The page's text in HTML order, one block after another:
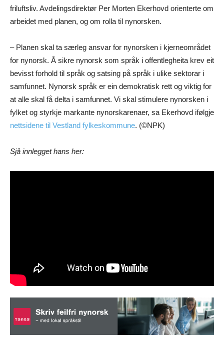
friluftsliv. Avdelingsdirektør Per Morten Ekerhovd orienterte om
arbeidet med planen, og om rolla til nynorsken.
– Planen skal ta særleg ansvar for nynorsken i kjerneområdet
for nynorsk. Å sikre nynorsk som språk i offentlegheita krev eit
bevisst forhold til språk og satsing på språk i ulike sektorar i
samfunnet. Nynorsk språk er ein demokratisk rett og viktig for
at alle skal få delta i samfunnet. Vi skal stimulere nynorsken i
fylket og styrkje markante nynorskarenaer, sa Ekerhovd ifølgje
nettsidene til Vestland fylkeskommune. (©NPK)
Sjå innlegget hans her: